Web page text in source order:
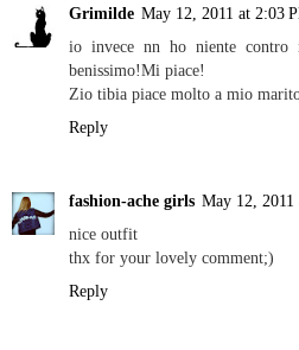
Grimilde May 12, 2011 at 2:03
io invece nn ho niente
benissimo!Mi piace!
Zio tibia piace molto a mio
Reply
fashion-ache girls May 12, 2011
nice outfit
thx for your lovely comment;)
Reply